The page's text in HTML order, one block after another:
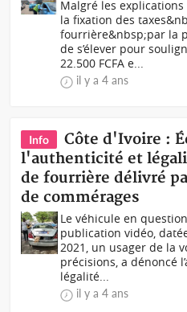
Malgré les
la fixation des
fourrière&nbsp;par la
de s’élever pour
22.500 FCFA e...
il y a 4 ans
Info
Côte d'Ivoire :
l'authenticité et
de fourrière délivré
de commérages
Le véhicule en
publication vidéo,
2021, un usager de la
précisions, a dénoncé
légalité...
il y a 4 ans